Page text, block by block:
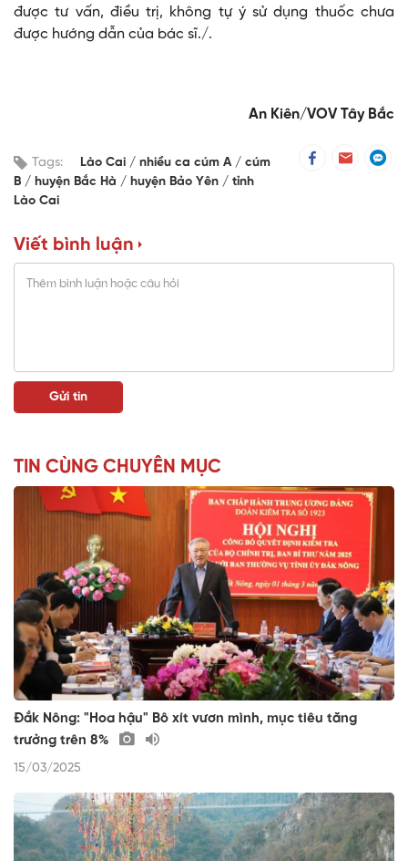
được tư vấn, điều trị, không tự ý sử dụng thuốc chưa
được hướng dẫn của bác sĩ./.
An Kiên/VOV Tây Bắc
Tags: Lào Cai nhiều ca cúm A
cúm
B
huyện Bắc Hà huyện Bảo Yên
tỉnh
Lào Cai
Viết bình luận
TIN CÙNG CHUYÊN MỤC
Đắk Nông: "Hoa hậu" Bô xít vươn mình, mục tiêu tăng
trưởng trên 8%
15/03/2025